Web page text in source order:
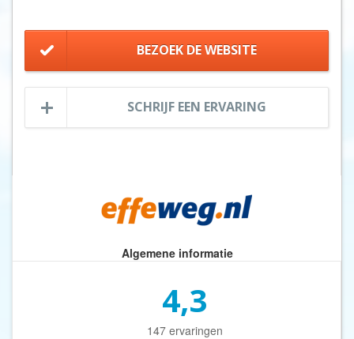
BEZOEK DE WEBSITE
SCHRIJF EEN ERVARING
Algemene informatie
4,3
147 ervaringen